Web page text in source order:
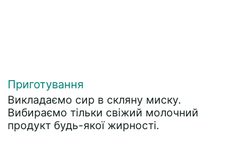
Приготування
Викладаємо сир в скляну миску.
Вибираємо тільки свіжий молочний
продукт будь-якої жирності.